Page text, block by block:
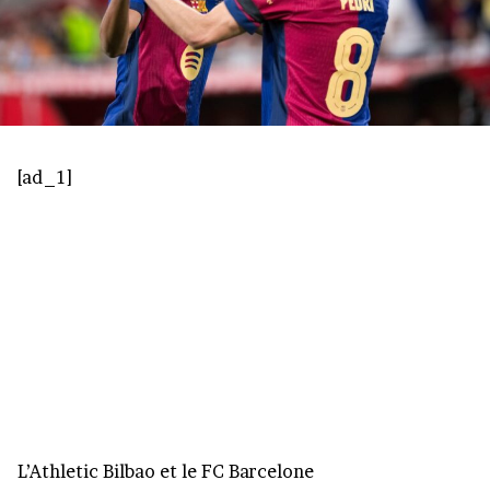
[ad_1]
L’Athletic Bilbao et le FC Barcelone